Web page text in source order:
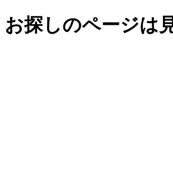
お探しのページは